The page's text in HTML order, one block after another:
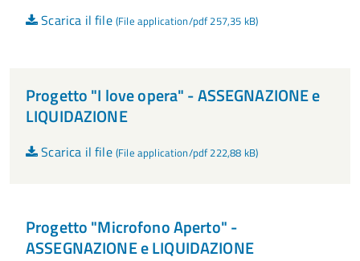
Scarica il file (File application/pdf 257,35 kB)
Progetto "I love opera" - ASSEGNAZIONE e
LIQUIDAZIONE
Scarica il file (File application/pdf 222,88 kB)
Progetto "Microfono Aperto" -
ASSEGNAZIONE e LIQUIDAZIONE